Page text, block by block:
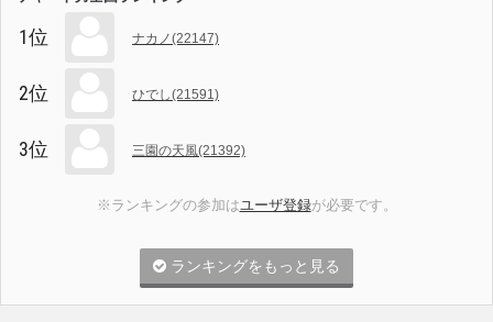
1位 ナカノ(22147)
2位 ひでし(21591)
3位 三園の天風(21392)
※ランキングの参加はユーザ登録が必要です。
ランキングをもっと見る